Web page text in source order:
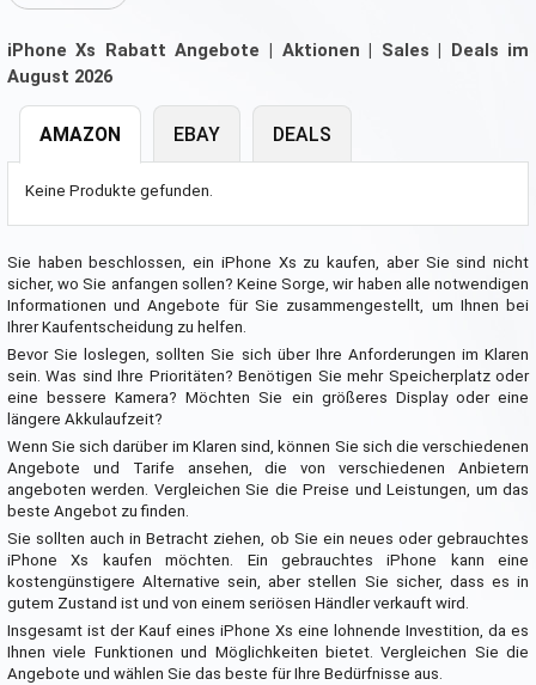
iPhone Xs Rabatt Angebote | Aktionen | Sales | Deals im
August 2026
AMAZON
Keine Produkte gefunden.
EBAY DEALS
Sie haben beschlossen, ein iPhone Xs zu kaufen, aber Sie sind nicht
sicher, wo Sie anfangen sollen? Keine Sorge, wir haben alle notwendigen
Informationen und Angebote für Sie zusammengestellt, um Ihnen bei
Ihrer Kaufentscheidung zu helfen.
Bevor Sie loslegen, sollten Sie sich über Ihre Anforderungen im Klaren
sein. Was sind Ihre Prioritäten? Benötigen Sie mehr Speicherplatz oder
eine bessere Kamera? Möchten Sie ein größeres Display oder eine
längere Akkulaufzeit?
Wenn Sie sich darüber im Klaren sind, können Sie sich die verschiedenen
Angebote und Tarife ansehen, die von verschiedenen Anbietern
angeboten werden. Vergleichen Sie die Preise und Leistungen, um das
beste Angebot zu finden.
Sie sollten auch in Betracht ziehen, ob Sie ein neues oder gebrauchtes
iPhone Xs kaufen möchten. Ein gebrauchtes iPhone kann eine
kostengünstigere Alternative sein, aber stellen Sie sicher, dass es in
gutem Zustand ist und von einem seriösen Händler verkauft wird.
Insgesamt ist der Kauf eines iPhone Xs eine lohnende Investition, da es
Ihnen viele Funktionen und Möglichkeiten bietet. Vergleichen Sie die
Angebote und wählen Sie das beste für Ihre Bedürfnisse aus.